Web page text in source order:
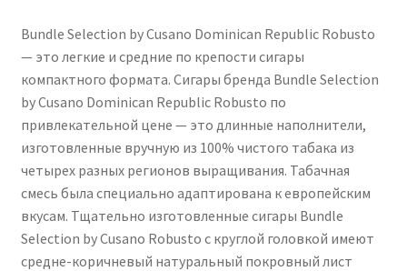
Bundle Selection by Cusano Dominican Republic Robusto
— это легкие и средние по крепости сигары
компактного формата. Сигары бренда Bundle Selection
by Cusano Dominican Republic Robusto по
привлекательной цене — это длинные наполнители,
изготовленные вручную из 100% чистого табака из
четырех разных регионов выращивания. Табачная
смесь была специально адаптирована к европейским
вкусам. Тщательно изготовленные сигары Bundle
Selection by Cusano Robusto с круглой головкой имеют
средне-коричневый натуральный покровный лист